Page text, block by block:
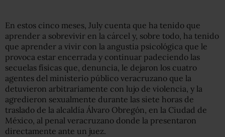
En estos cinco meses, July cuenta que ha tenido que
aprender a sobrevivir en la cárcel y, sobre todo, ha tenido
que aprender a vivir con la angustia psicológica que le
provoca estar encerrada y continuar padeciendo las
secuelas físicas que, denuncia, le dejaron los cuatro
agentes del ministerio público veracruzano que la
detuvieron arbitrariamente con lujo de violencia, y la
agredieron sexualmente durante las siete horas de
traslado de la alcaldía Álvaro Obregón, en la Ciudad de
México, al penal veracruzano donde la presentaron
directamente ante un juez.